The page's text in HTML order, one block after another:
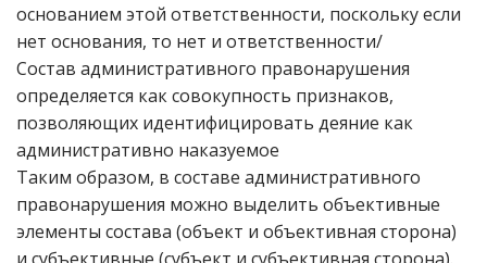
основанием этой ответственности, поскольку если
нет основания, то нет и ответственности/
Cостав административного правонарушения
определяется как совокупность признаков,
позволяющих идентифицировать деяние как
административно наказуемое
Таким образом, в составе административного
правонарушения можно выделить объективные
элементы состава (объект и объективная сторона)